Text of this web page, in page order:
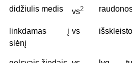
didžiulis medis vs2
linkdamas į
slėnį
vs